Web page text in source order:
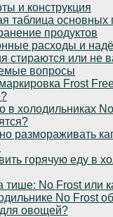
и конструкция
таблица основных
продуктов
расходы и
стираются или не
вопросы
Frost
в холодильниках
размораживать
горячую еду в
тише: No Frost или
No Frost
овощей?